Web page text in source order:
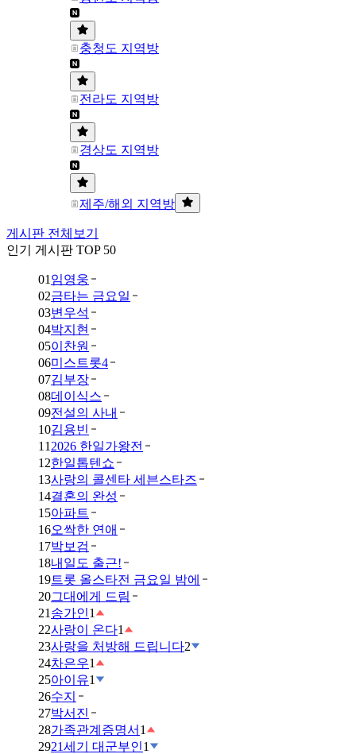
충청도 지역방
전라도 지역방
경상도 지역방
제주/해외 지역방
게시판 전체보기
인기 게시판 TOP 50
01 임영웅
02금타는 금요일
03변우석
04박지현
05이찬원
06미스트롯4
07김부장
08데이식스
09전설의 사내
10김용빈
11 2026 한일가왕전
12한일톱텐쇼
13사랑의 콜센타 세븐스타즈
14결혼의 완성
15아파트
16오싹한 연애
17박보검
18내일도 출근!
19트롯 올스타전 금요일 밤에
20그대에게 드림
21 송가인1
22사랑이 온다1
23사랑을 처방해 드립니다2
24차은우1
25아이유1
26수지
27박서진
28가족관계증명서 1
2921세기 대군부인1